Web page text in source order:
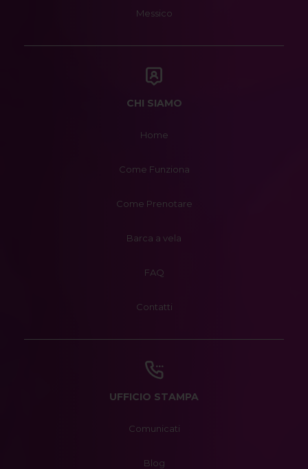
Messico
CHI SIAMO
Home
Come Funziona
Come Prenotare
Barca a vela
FAQ
Contatti
UFFICIO STAMPA
Comunicati
Blog